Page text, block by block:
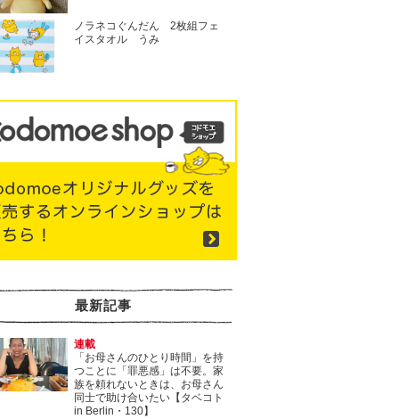
ノラネコぐんだん 2枚組フェ
イスタオル うみ
最新記事
連載
「お母さんのひとり時間」を持
つことに「罪悪感」は不要。家
族を頼れないときは、お母さん
同士で助け合いたい【タベコト
in Berlin・130】